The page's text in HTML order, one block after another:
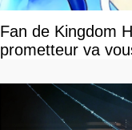
Fan de Kingdom
prometteur va